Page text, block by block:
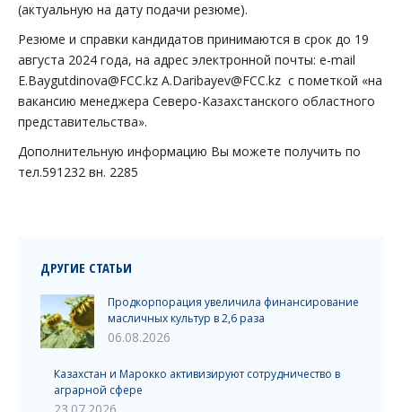
(актуальную на дату подачи резюме).
Резюме и справки кандидатов принимаются в срок до 19
августа 2024 года, на адрес электронной почты: e-mail
E.Baygutdinova@FCC.kz A.Daribayev@FCC.kz с пометкой «на
вакансию менеджера Северо-Казахстанского областного
представительства».
Дополнительную информацию Вы можете получить по
тел.591232 вн. 2285
ДРУГИЕ СТАТЬИ
Продкорпорация увеличила финансирование
масличных культур в 2,6 раза
06.08.2026
Казахстан и Марокко активизируют сотрудничество в
аграрной сфере